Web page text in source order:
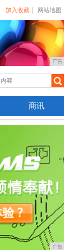
加入收藏 网站地图
广告
商讯
广告